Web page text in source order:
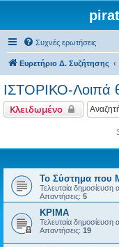
Συχνές ερωτήσεις
Ευρετήριο Δ. Συζήτησης
ΙΣΤΟΡΙΚΟ-Λοιπά
Κλειδωμένο
Το Σύστημα που
Τελευταία δημοσίευση
Απαντήσεις: 5
ΚΡΙΜΑ
Τελευταία δημοσίευση
Απαντήσεις: 19